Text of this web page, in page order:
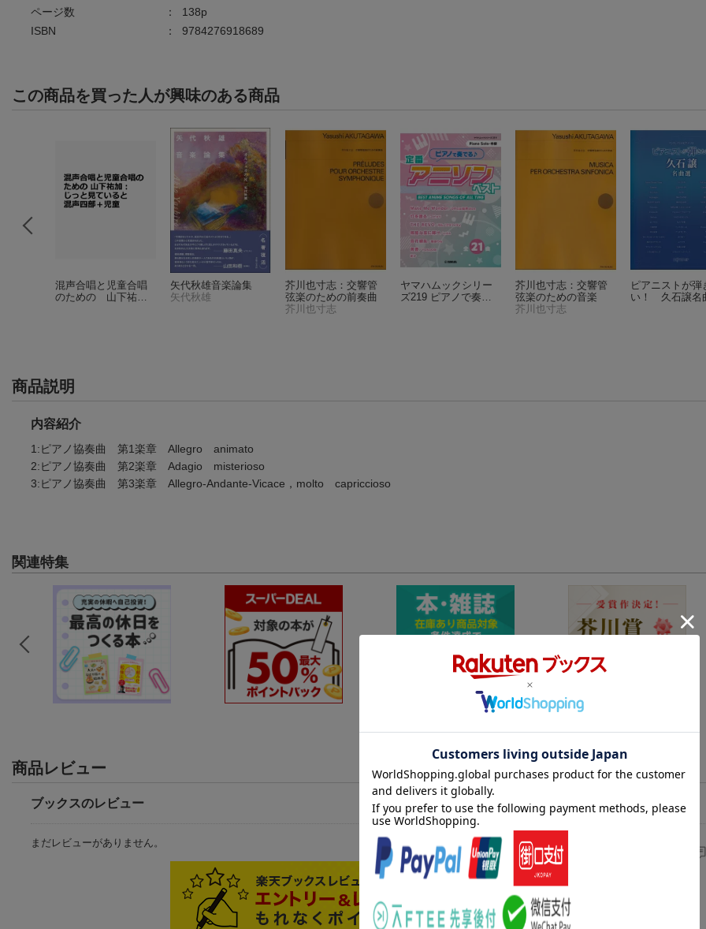
ページ数
： 138p
ISBN
： 9784276918689
この商品を買った人が興味のある商品
混声合唱と児童合唱
のための 山下祐
矢代秋雄音楽論集
矢代秋雄
芥川也寸志：交響管
弦楽のための前奏曲
芥川也寸志
ヤマハムックシリー
ズ219 ピアノで奏で
芥川也寸志：交響管
弦楽のための音楽
芥川也寸志
ピアニストが弾
い！ 久石譲名
商品説明
内容紹介
1:ピアノ協奏曲 第1楽章 Allegro animato
2:ピアノ協奏曲 第2楽章 Adagio misterioso
3:ピアノ協奏曲 第3楽章 Allegro-Andante-Vicace，molto capriccioso
関連特集
商品レビュー
ブックスのレビュー
まだレビューがありません。